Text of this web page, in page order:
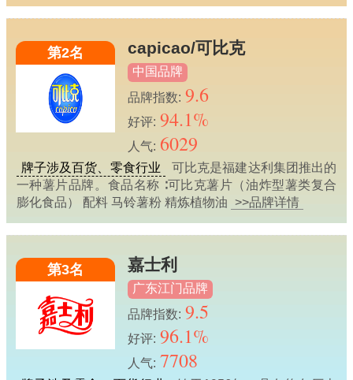
第2名 capicao/可比克
中国品牌
品牌指数: 9.6
好评: 94.1%
人气: 6029
牌子涉及百货、零食行业
可比克是福建达利集团推出的
一种薯片品牌。食品名称 ∶可比克薯片（油炸型薯类复合
膨化食品） 配料 马铃薯粉 精炼植物油 >>品牌详情
第3名 嘉士利
广东江门品牌
品牌指数: 9.5
好评: 96.1%
人气: 7708